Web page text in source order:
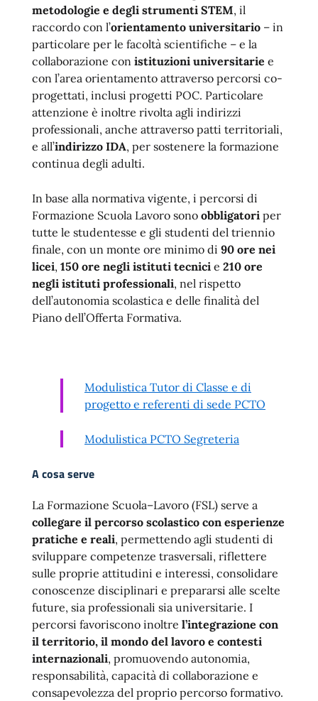
metodologie e degli strumenti STEM, il
raccordo con l’orientamento universitario – in
particolare per le facoltà scientifiche – e la
collaborazione con istituzioni universitarie e
con l’area orientamento attraverso percorsi co-
progettati, inclusi progetti POC. Particolare
attenzione è inoltre rivolta agli indirizzi
professionali, anche attraverso patti territoriali,
e all’indirizzo IDA, per sostenere la formazione
continua degli adulti.
In base alla normativa vigente, i percorsi di
Formazione Scuola Lavoro sono obbligatori per
tutte le studentesse e gli studenti del triennio
finale, con un monte ore minimo di 90 ore nei
licei, 150 ore negli istituti tecnici e 210 ore
negli istituti professionali, nel rispetto
dell’autonomia scolastica e delle finalità del
Piano dell’Offerta Formativa.
Modulistica Tutor di Classe e di
progetto e referenti di sede PCTO
Modulistica PCTO Segreteria
A cosa serve
La Formazione Scuola–Lavoro (FSL) serve a
collegare il percorso scolastico con esperienze
pratiche e reali, permettendo agli studenti di
sviluppare competenze trasversali, riflettere
sulle proprie attitudini e interessi, consolidare
conoscenze disciplinari e prepararsi alle scelte
future, sia professionali sia universitarie. I
percorsi favoriscono inoltre l’integrazione con
il territorio, il mondo del lavoro e contesti
internazionali, promuovendo autonomia,
responsabilità, capacità di collaborazione e
consapevolezza del proprio percorso formativo.